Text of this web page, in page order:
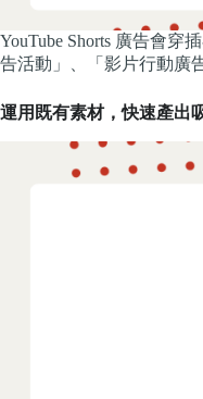
YouTube Shorts 廣告會穿
告活動」、「影片行動廣
運用既有素材，快速產出